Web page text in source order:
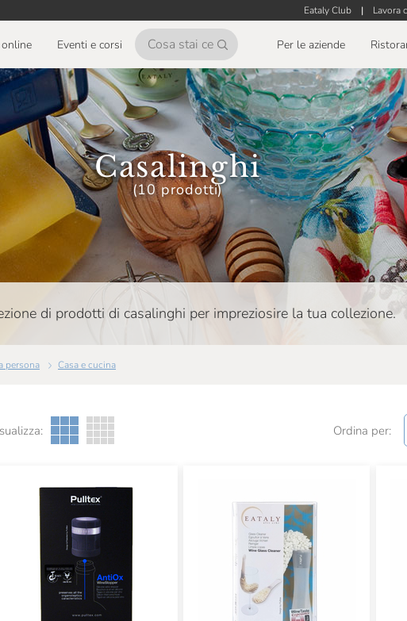
Eataly Club | Lavora
Eventi e corsi Per le aziende
Casalinghi
(10 prodotti)
di prodotti di casalinghi per impreziosire la tua collezione.
persona Casa e cucina
Ordina per: